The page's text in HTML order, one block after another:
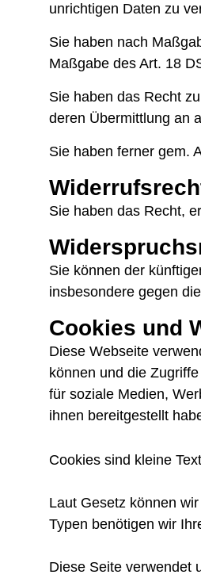
unrichtigen Daten zu
Sie haben nach
Maßgabe des Art. 18
Sie haben das Recht
deren Übermittlung an
Sie haben ferner gem.
Sie haben das Recht,
Sie können der
insbesondere gegen
Cookies und
Diese Webseite
können und die
für soziale Medien,
ihnen bereitgestellt
Cookies sind kleine
Laut Gesetz können
Typen benötigen wir
Diese Seite verwendet